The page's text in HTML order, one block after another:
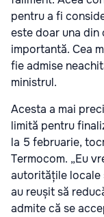
pentru a fi
este doar una din
importantă. Cea
fie admise
ministrul.
Acesta a mai
limită pentru
la 5 februarie,
Termocom. „Eu
autoritățile locale
au reușit să
admite că se